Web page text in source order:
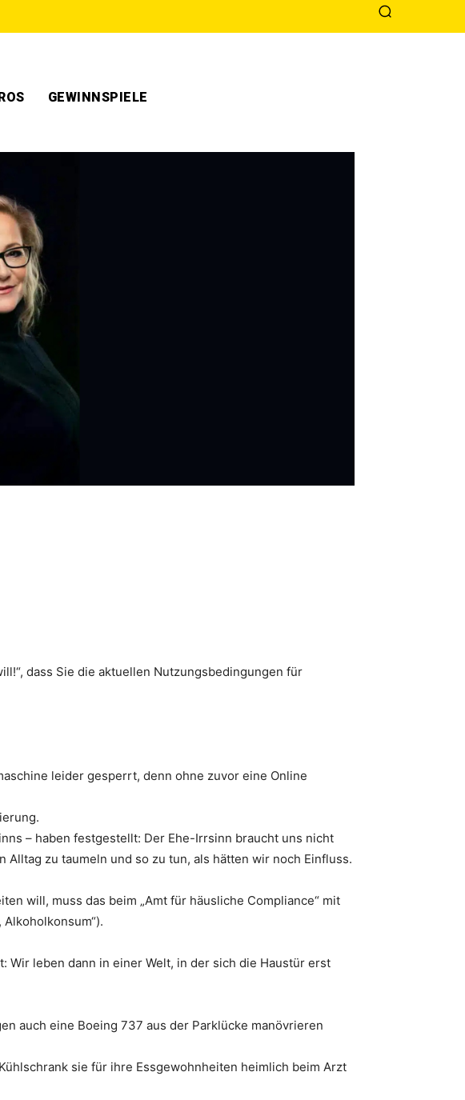
GEWINNSPIELE
dass Sie die aktuellen Nutzungsbedingungen für
leider gesperrt, denn ohne zuvor eine Online
– haben festgestellt: Der Ehe-Irrsinn braucht uns nicht
zu taumeln und so zu tun, als hätten wir noch Einfluss.
will, muss das beim „Amt für häusliche Compliance“ mit
Wir leben dann in einer Welt, in der sich die Haustür erst
auch eine Boeing 737 aus der Parklücke manövrieren
sie für ihre Essgewohnheiten heimlich beim Arzt